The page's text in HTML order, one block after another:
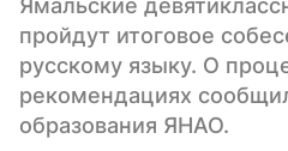
Ямальские
пройдут итоговое
русскому языку. О
рекомендациях
образования ЯНАО.